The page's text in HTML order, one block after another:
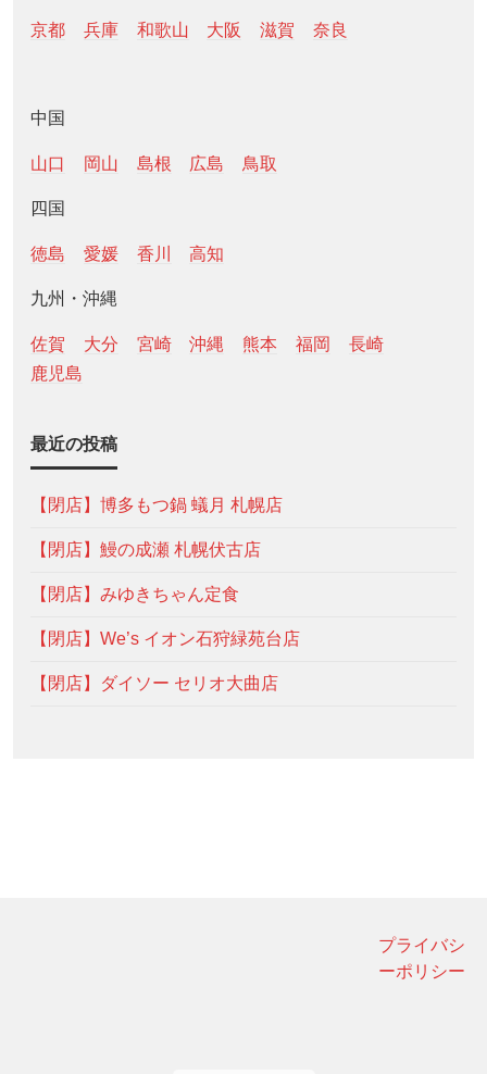
京都 兵庫 和歌山 大阪 滋賀 奈良
中国
山口 岡山 島根 広島 鳥取
四国
徳島 愛媛 香川 高知
九州・沖縄
佐賀 大分 宮崎 沖縄 熊本 福岡
長崎
鹿児島
最近の投稿
【閉店】博多もつ鍋 蟻月 札幌店
【閉店】鰻の成瀬 札幌伏古店
【閉店】みゆきちゃん定食
【閉店】We’s イオン石狩緑苑台店
【閉店】ダイソー セリオ大曲店
プライバシ
ーポリシー